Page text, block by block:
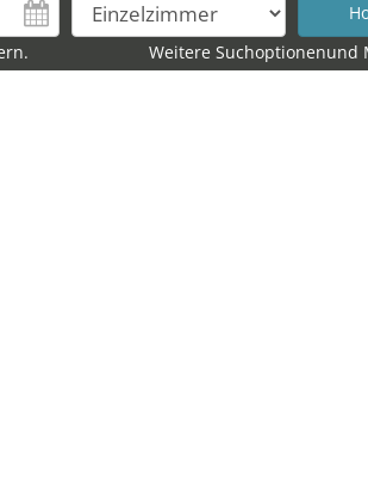
Weitere Suchoptionenund